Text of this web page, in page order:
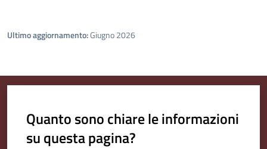
Ultimo aggiornamento:Giugno 2026
Quanto sono chiare le informazioni
su questa pagina?